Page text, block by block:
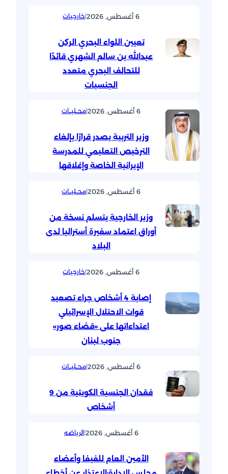
6 أغسطس, 2026 |خارجيات
تعيين اللواء البحري الركن
عبدالله بن سالم الشهري قائدًا
للتحالف البحري متعدد
الجنسيات
6 أغسطس, 2026 |محــليــات
وزير التربية يصدر قرارًا بإلغاء
الترخيص التعليمي للمدرسة
الإيرانية الخاصة وإغلاقها
6 أغسطس, 2026 |محــليــات
وزير الخارجية يتسلم نسخة من
أوراق اعتماد سفيرة أستراليا لدى
البلاد
6 أغسطس, 2026 |خارجيات
إصابة 4 أشخاص جراء تصعيد
قوات الاحتلال الإسرائيلي
اعتداءاتها على «قضاء صور»
جنوب لبنان
6 أغسطس, 2026 |محــليــات
فقدان الجنسية الكويتية من 9
أشخاص
6 أغسطس, 2026 |الرياضه
الأمين العام للفيفا وأعضاء